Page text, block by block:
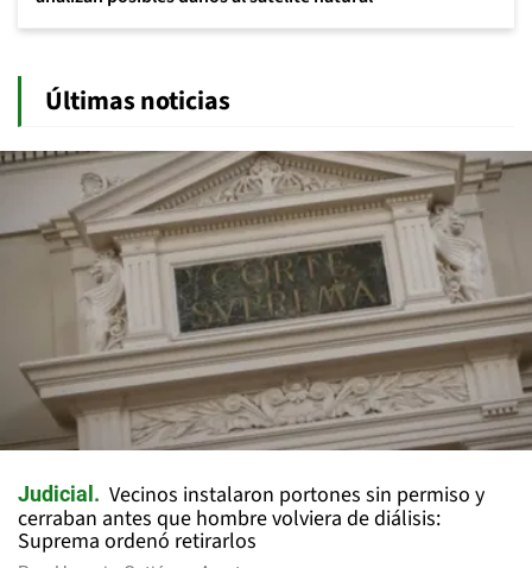
Últimas noticias
Judicial
Vecinos instalaron portones sin permiso y
cerraban antes que hombre volviera de diálisis:
Suprema ordenó retirarlos